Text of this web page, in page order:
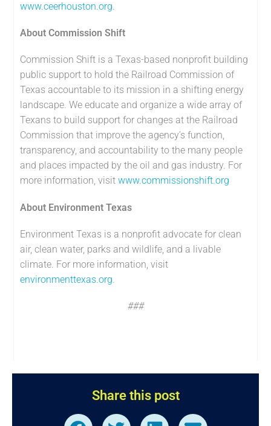
www.ceerhouston.org.
About Commission Shift
Commission Shift is a Texas-based nonprofit building
public support to hold the Railroad Commission of
Texas accountable to its mission in a shifting energy
landscape. We educate and organize a wide array of
Texans to build support for changes at the Railroad
Commission that improve the agency’s function,
transparency, and accountability to the many people
and places impacted by the oil and gas industry. For
more information, visitwww.commissionshift.org
About Environment Texas
Environment Texas is a nonprofit advocate for clean
air, clean water, parks and wildlife, and a livable
climate. For more information, visit
environmenttexas.org
###
Share this post